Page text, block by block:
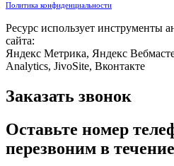
Политика конфиденциальности
Ресурс использует инструменты
сайта:
Яндекс Метрика, Яндекс
Analytics, JivoSite, Вконтакте
Заказать звонок
Оставьте номер
перезвоним в